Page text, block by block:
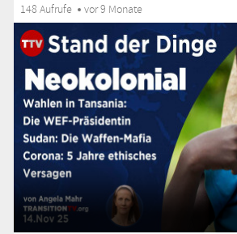
148 Aufrufe
vor 9 Monate